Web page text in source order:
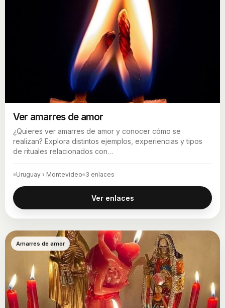
Ver amarres de amor
¿Quieres ver amarres de amor y conocer cómo se
realizan? Explora distintos ejemplos, experiencias y tipos
de rituales relacionados con…
Uruguay › Montevideo 3 enlaces
Ver enlaces
Amarres de amor